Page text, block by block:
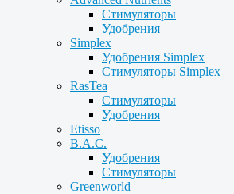
Стимуляторы
Удобрения
Simplex
Удобрения Simplex
Стимуляторы Simplex
RasTea
Стимуляторы
Удобрения
Etisso
B.A.C.
Удобрения
Стимуляторы
Greenworld